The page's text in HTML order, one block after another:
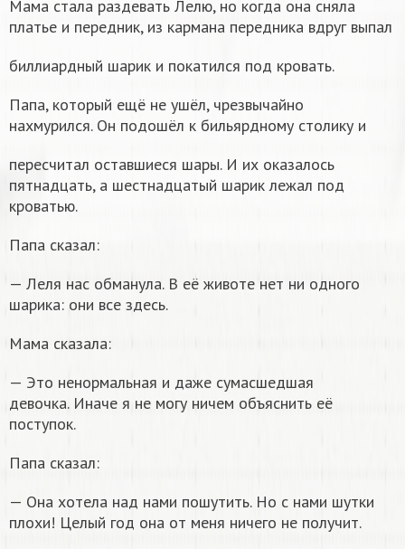
Мама стала раздевать Лелю, но когда она сняла
платье и передник, из кармана передника вдруг выпал
биллиардный шарик и покатился под кровать.
Папа, который ещё не ушёл, чрезвычайно
нахмурился. Он подошёл к бильярдному столику и
пересчитал оставшиеся шары. И их оказалось
пятнадцать, а шестнадцатый шарик лежал под
кроватью.
Папа сказал:
— Леля нас обманула. В её животе нет ни одного
шарика: они все здесь.
Мама сказала:
— Это ненормальная и даже сумасшедшая
девочка. Иначе я не могу ничем объяснить её
поступок.
Папа сказал:
— Она хотела над нами пошутить. Но с нами шутки
плохи! Целый год она от меня ничего не получит.